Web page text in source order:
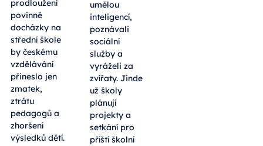
prodloužení
povinné
docházky na
střední škole
by českému
vzdělávání
přineslo jen
zmatek,
ztrátu
pedagogů a
zhoršení
výsledků dětí.
umělou
inteligencí,
poznávali
sociální
služby a
vyráželi za
zvířaty. Jinde
už školy
plánují
projekty a
setkání pro
příští školní